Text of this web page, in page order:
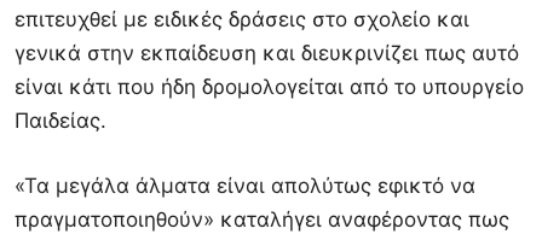
επιτευχθεί με ειδικές δράσεις στο σχολείο και
γενικά στην εκπαίδευση και διευκρινίζει πως αυτό
είναι κάτι που ήδη δρομολογείται από το υπουργείο
Παιδείας.
«Τα μεγάλα άλματα είναι απολύτως εφικτό να
πραγματοποιηθούν» καταλήγει αναφέροντας πως